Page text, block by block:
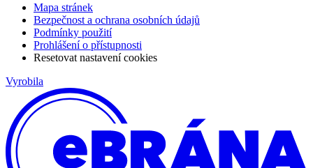
Mapa stránek
Bezpečnost a ochrana osobních údajů
Podmínky použití
Prohlášení o přístupnosti
Resetovat nastavení cookies
Vyrobila